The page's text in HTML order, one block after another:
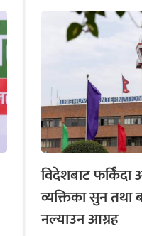
विदेशबाट फर्किँदा
व्यक्तिका सुन तथा
नल्याउन आग्रह